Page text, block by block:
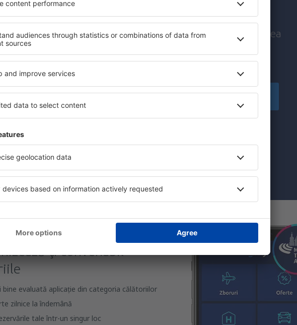
mult cu mai puțin
city break-uri, vacanțe – profită de ofertele unice înaintea
Trimitem doar ce e mai bun, pe cuvânt de turişti!
Înscriere
(sub formă de newsletter) de la eSky.pl S.A. la adresa de e-mail pe care am
de mai sus, furnizarea adresei de e-mail și apăsarea butonului „Înscriere”
vă dați acordul ca datele dumneavoastră personale
aplicația noastră
ţi convenabil
bine evaluată aplicație din categoria călătoriilor
zilnice la îndemână
tale într-un singur loc